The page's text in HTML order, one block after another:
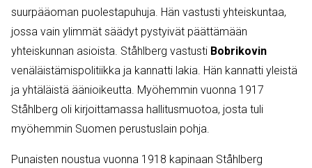
suurpääoman puolestapuhuja. Hän vastusti yhteiskuntaa,
jossa vain ylimmät säädyt pystyivät päättämään
yhteiskunnan asioista. Ståhlberg vastusti Bobrikovin
venäläistämispolitiikka ja kannatti lakia. Hän kannatti yleistä
ja yhtäläistä äänioikeutta. Myöhemmin vuonna 1917
Ståhlberg oli kirjoittamassa hallitusmuotoa, josta tuli
myöhemmin Suomen perustuslain pohja.
Punaisten noustua vuonna 1918 kapinaan Ståhlberg